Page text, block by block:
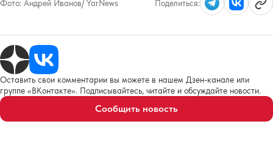
Фото: Андрей Иванов/ YarNews Поделиться:
Оставить свои комментарии вы можете в нашем Дзен-канале или
группе «ВКонтакте». Подписывайтесь, читайте и обсуждайте новости.
Сообщить новость